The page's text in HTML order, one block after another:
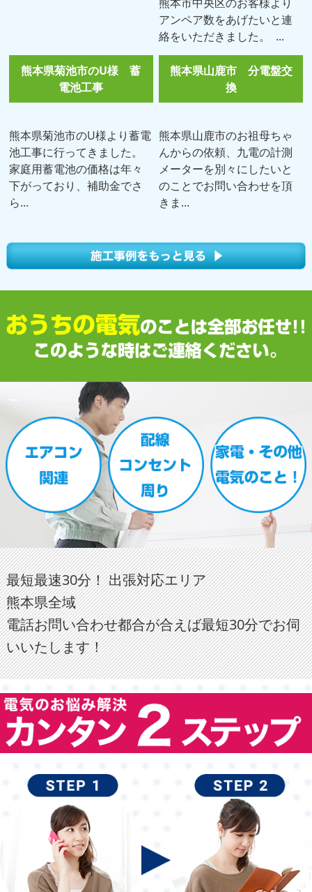
アンペア数をあげたいと連
絡をいただきました。 ...
熊本県菊池市のU様 蓄
電池工事
熊本県菊池市のU様より蓄電
池工事に行ってきました。
家庭用蓄電池の価格は年々
下がっており、補助金でさ
ら...
熊本県山鹿市 分電盤交
換
熊本県山鹿市のお祖母ちゃ
んからの依頼、九電の計測
メーターを別々にしたいと
のことでお問い合わせを頂
きま...
最短最速30分！ 出張対応エリア
熊本県全域
電話お問い合わせ都合が合えば最短30分でお伺
いいたします！